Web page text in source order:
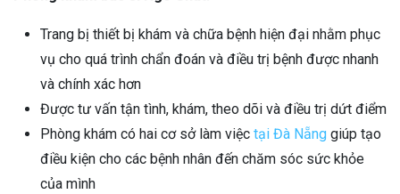
Trang bị thiết bị khám và chữa bệnh hiện đại nhằm phục
vụ cho quá trình chẩn đoán và điều trị bệnh được nhanh
và chính xác hơn
Được tư vấn tận tình, khám, theo dõi và điều trị dứt điểm
Phòng khám có hai cơ sở làm việc tại Đà Nẵng giúp tạo
điều kiện cho các bệnh nhân đến chăm sóc sức khỏe
của mình